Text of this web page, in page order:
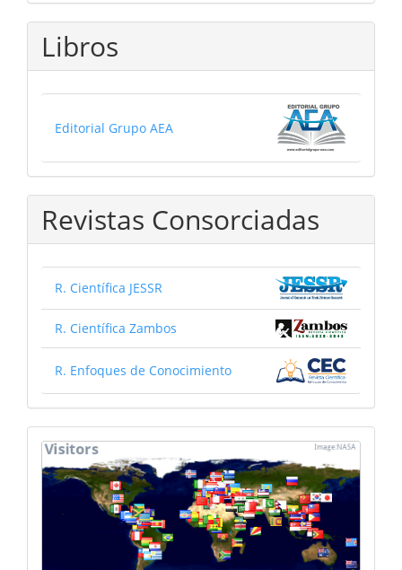
Libros
Editorial Grupo AEA
Revistas Consorciadas
R. Científica JESSR
R. Científica Zambos
R. Enfoques de Conocimiento
mapa